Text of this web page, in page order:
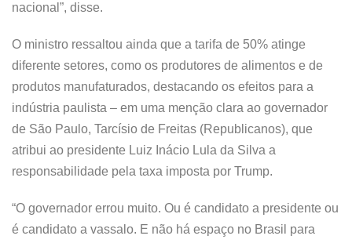
nacional”, disse.
O ministro ressaltou ainda que a tarifa de 50% atinge
diferente setores, como os produtores de alimentos e de
produtos manufaturados, destacando os efeitos para a
indústria paulista – em uma menção clara ao governador
de São Paulo, Tarcísio de Freitas (Republicanos), que
atribui ao presidente Luiz Inácio Lula da Silva a
responsabilidade pela taxa imposta por Trump.
“O governador errou muito. Ou é candidato a presidente ou
é candidato a vassalo. E não há espaço no Brasil para